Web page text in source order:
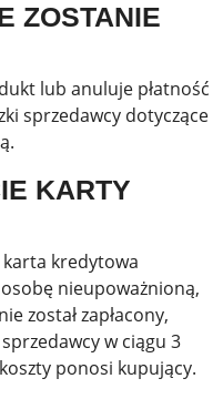
ZOSTANIE
lub anuluje płatność
sprzedawcy dotyczące
KARTY
kredytowa
nieupoważnioną,
został zapłacony,
w ciągu 3
ponosi kupujący.